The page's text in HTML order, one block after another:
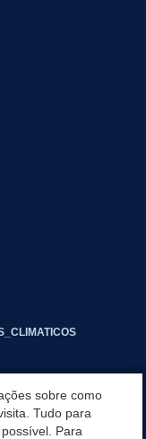
sobre como
Tudo para
Para